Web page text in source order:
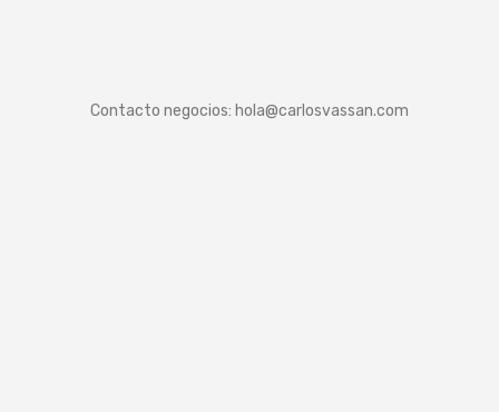
Contacto negocios: hola@carlosvassan.com